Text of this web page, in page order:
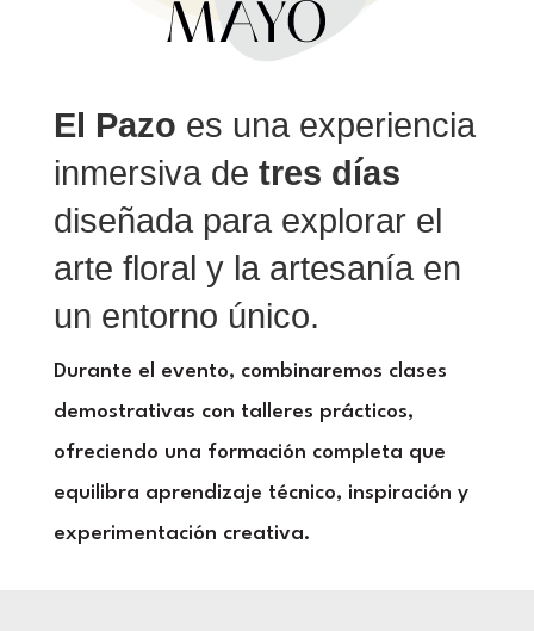
El Pazo es una experiencia
inmersiva de tres días
diseñada para explorar el
arte floral y la artesanía en
un entorno único.
Durante el evento, combinaremos clases
demostrativas con talleres prácticos,
ofreciendo una formación completa que
equilibra aprendizaje técnico, inspiración y
experimentación creativa.